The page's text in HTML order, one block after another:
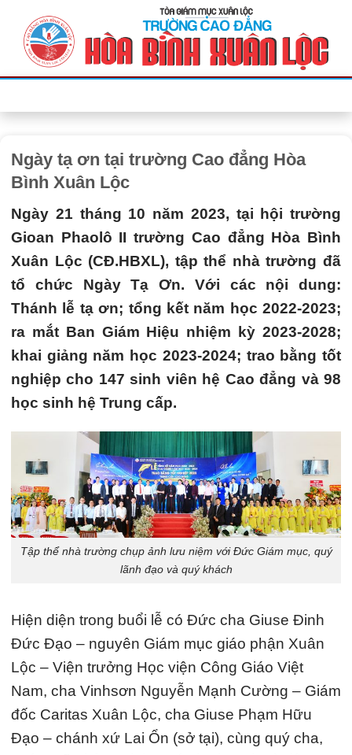
Ngày tạ ơn tại trường Cao đẳng Hòa
Bình Xuân Lộc
Ngày 21 tháng 10 năm 2023, tại hội trường
Gioan Phaolô II trường Cao đẳng Hòa Bình
Xuân Lộc (CĐ.HBXL), tập thể nhà trường đã
tổ chức Ngày Tạ Ơn. Với các nội dung:
Thánh lễ tạ ơn; tổng kết năm học 2022-2023;
ra mắt Ban Giám Hiệu nhiệm kỳ 2023-2028;
khai giảng năm học 2023-2024; trao bằng tốt
nghiệp cho 147 sinh viên hệ Cao đẳng và 98
học sinh hệ Trung cấp.
Tập thể nhà trường chụp ảnh lưu niệm với Đức Giám mục, quý
lãnh đạo và quý khách
Hiện diện trong buổi lễ có Đức cha Giuse Đinh
Đức Đạo – nguyên Giám mục giáo phận Xuân
Lộc – Viện trưởng Học viện Công Giáo Việt
Nam, cha Vinhsơn Nguyễn Mạnh Cường – Giám
đốc Caritas Xuân Lộc, cha Giuse Phạm Hữu
Đạo – chánh xứ Lai Ổn (sở tại), cùng quý cha,